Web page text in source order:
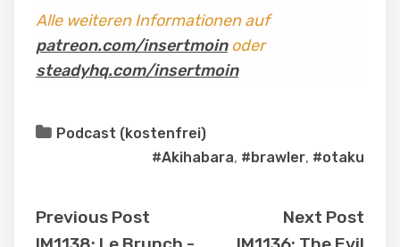
Alle weiteren Informationen auf
patreon.com/insertmoinoder
steadyhq.com/insertmoin
Podcast (kostenfrei)
#Akihabara, #brawler, #otaku
Previous Post
Next Post